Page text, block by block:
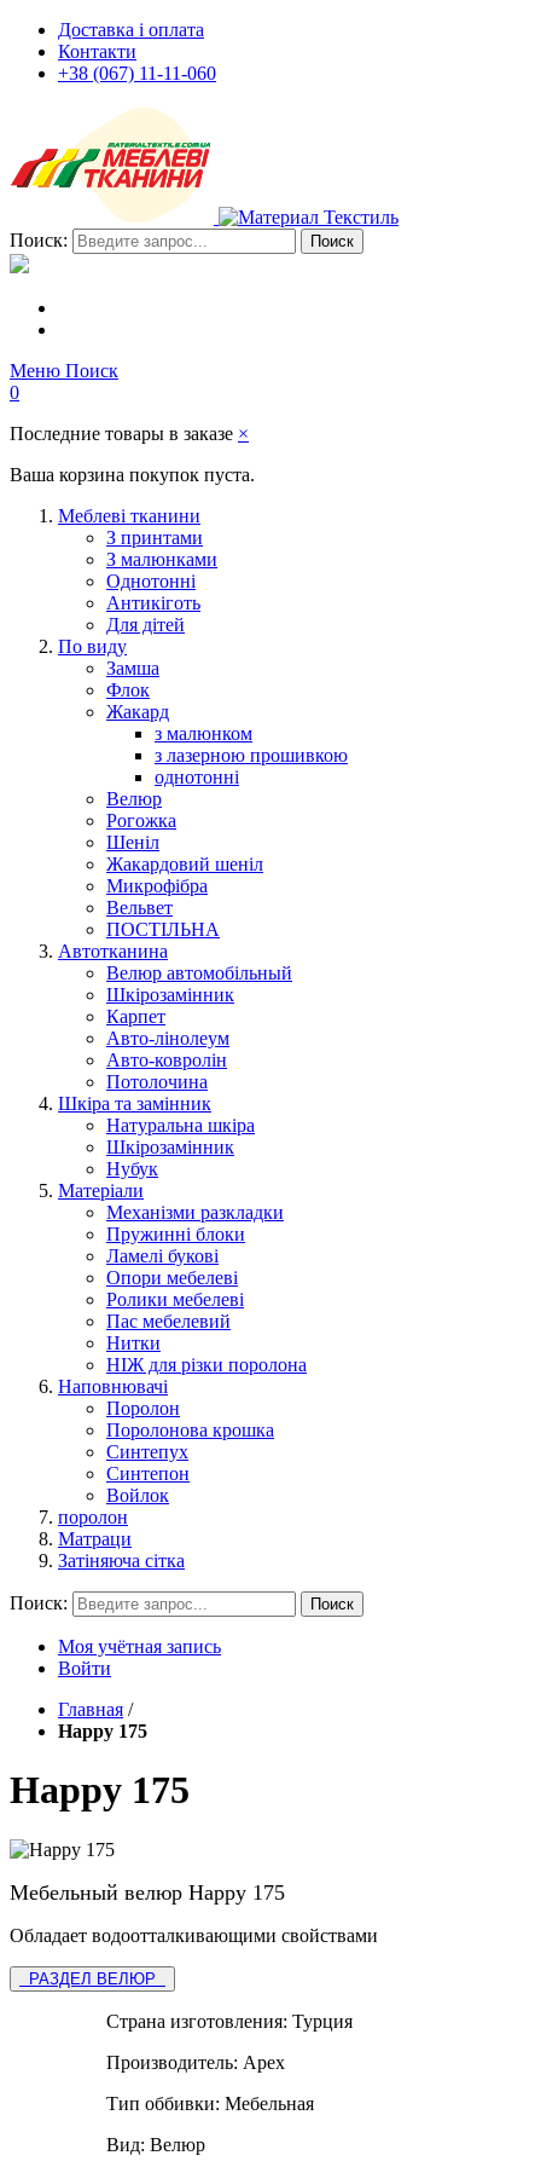
Доставка і оплата
Контакти
+38 (067) 11-11-060
Поиск: Поиск
Меню Поиск
0
Последние товары в заказе ×
Ваша корзина покупок пуста.
Меблеві тканини
З принтами
З малюнками
Однотонні
Антикіготь
Для дітей
По виду
Замша
Флок
Жакард
з малюнком
з лазерною прошивкою
однотонні
Велюр
Рогожка
Шеніл
Жакардовий шеніл
Микрофібра
Вельвет
ПОСТІЛЬНА
Автотканина
Велюр автомобільный
Шкірозамінник
Карпет
Авто-лінолеум
Авто-ковролін
Потолочина
Шкіра та замінник
Натуральна шкіра
Шкірозамінник
Нубук
Матеріали
Механізми разкладки
Пружинні блоки
Ламелі букові
Опори мебелеві
Ролики мебелеві
Пас мебелевий
Нитки
НІЖ для різки поролона
Наповнювачі
Поролон
Поролонова крошка
Синтепух
Синтепон
Войлок
поролон
Матраци
Затіняюча сітка
Поиск: Поиск
Моя учётная запись
Войти
Главная /
Happy 175
Happy 175
Мебельный велюр Happy 175
Обладает водоотталкивающими свойствами
РАЗДЕЛ ВЕЛЮР
Страна изготовления: Турция
Производитель: Apex
Тип оббивки: Мебельная
Вид: Велюр